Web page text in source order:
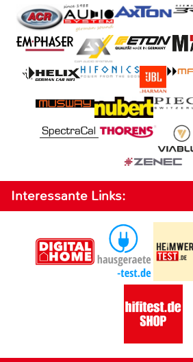
Interessante Links: